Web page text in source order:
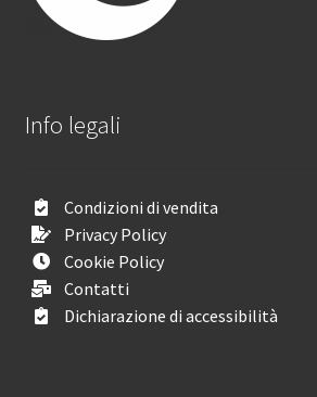
Info legali
Condizioni di vendita
Privacy Policy
Cookie Policy
Contatti
Dichiarazione di accessibilità